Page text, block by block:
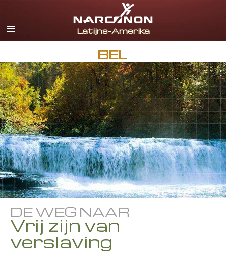
Italiaanse
Frans
Nederlands
Duits
Kroatisch
Alle regio’s/talen
BEL
DE WEG NAAR
Vrij zijn van
verslaving